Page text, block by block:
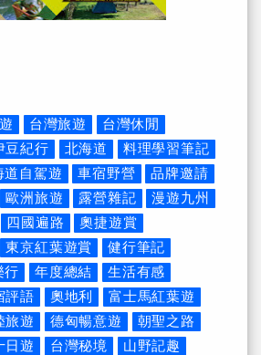
台灣旅遊
台灣休閒
豆紀行 北海道
料理學習筆記
道自駕遊
車宿野營
品牌邀請
歐洲旅遊 露營雜記
漫遊九州
四國遍路
奧捷遊賞
東京紅葉遊賞
健行筆記
行
年度總結
生活有感
評語 奧地利
富士馬紅葉遊
旅遊 德匈暢意遊
朝聖之路
日遊 台灣秘境
山野記趣